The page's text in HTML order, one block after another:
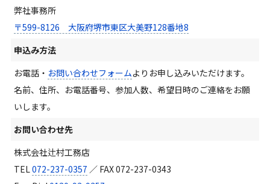
弊社事務所
〒599-8126 大阪府堺市東区大美野128番地8
申込み方法
お電話・ お問い合わせフォームよりお申し込みいただけます。
名前、住所、お電話番号、参加人数、希望日時のご連絡をお願
いします。
お問い合わせ先
株式会社辻村工務店
TEL072-237-0357 ／ FAX 072-237-0343